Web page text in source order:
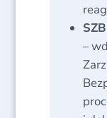
–